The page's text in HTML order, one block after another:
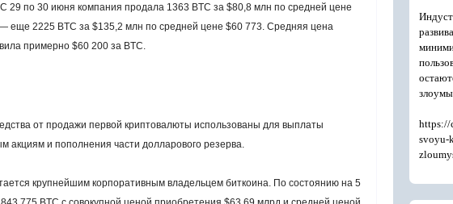
29 по 30 июня компания продала 1363 BTC за $80,8 млн по средней цене
еще 2225 BTC за $135,2 млн по средней цене $60 773. Средняя цена
примерно $60 200 за BTC.
от продажи первой криптовалюты использованы для выплаты
акциям и пополнения части долларового резерва.
крупнейшим корпоративным владельцем биткоина. По состоянию на 5